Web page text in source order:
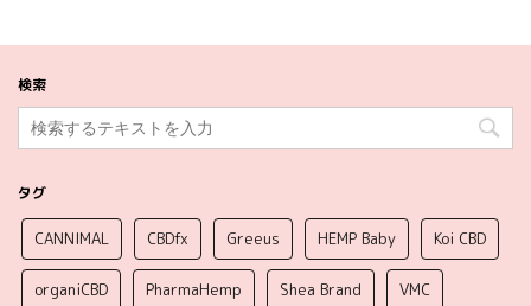
検索
タグ
CANNIMAL CBDfx Greeus HEMP Baby Koi CBD
organiCBD PharmaHemp Shea Brand VMC